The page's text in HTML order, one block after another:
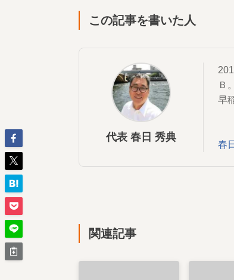
この記事を書いた人
代表 春日 秀典
Ｂ
早
春
関連記事